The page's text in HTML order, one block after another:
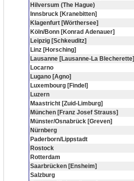
Hilversum (The Hague)
Innsbruck [Kranebitten]
Klagenfurt [Wörthersee]
Köln/Bonn [Konrad Adenauer]
Leipzig [Schkeuditz]
Linz [Horsching]
Lausanne [Lausanne-La Blecherette]
Locarno
Lugano [Agno]
Luxembourg [Findel]
Luzern
Maastricht [Zuid-Limburg]
München [Franz Josef Strauss]
Münster/Osnabrück [Greven]
Nürnberg
Paderborn/Lippstadt
Rostock
Rotterdam
Saarbrücken [Ensheim]
Salzburg